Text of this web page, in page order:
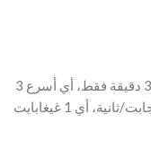
‫- يشحن هذا الكابل USB-C إلى Lightning iPhone 14 من 0٪ إلى 60٪ في 30 دقيقة فقط، أي أسرع 3
مرات من كابل USB-A إلى Lightning. سرعة نقل البيانات تصل إلى 480 ميجابت/ثانية، أي 1 غيغابايت